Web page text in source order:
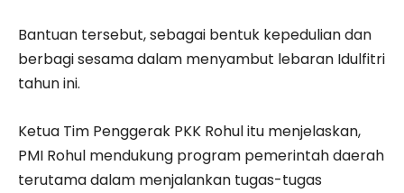
Bantuan tersebut, sebagai bentuk kepedulian dan
berbagi sesama dalam menyambut lebaran Idulfitri
tahun ini.
Ketua Tim Penggerak PKK Rohul itu menjelaskan,
PMI Rohul mendukung program pemerintah daerah
terutama dalam menjalankan tugas-tugas